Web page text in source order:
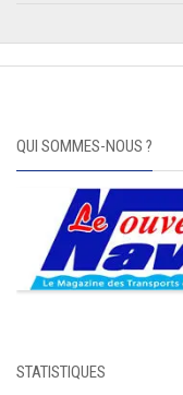
QUI SOMMES-NOUS ?
STATISTIQUES